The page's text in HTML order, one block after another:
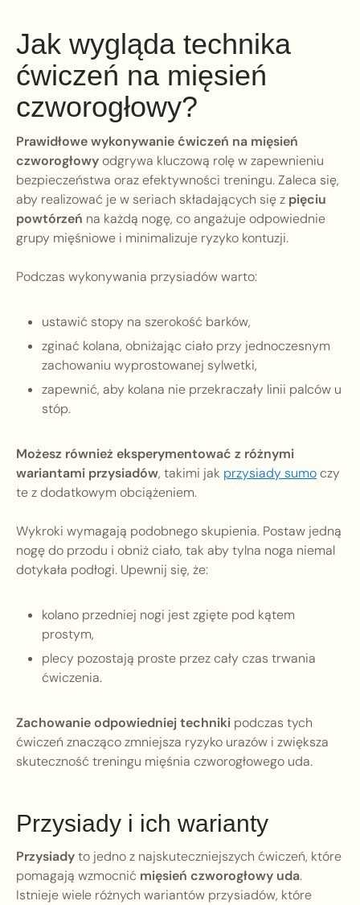
Jak wygląda technika
ćwiczeń na mięsień
czworogłowy?
Prawidłowe wykonywanie ćwiczeń na mięsień
czworogłowyodgrywa kluczową rolę w zapewnieniu
bezpieczeństwa oraz efektywności treningu. Zaleca się,
aby realizować je w seriach składających się z pięciu
powtórzeń na każdą nogę, co angażuje odpowiednie
grupy mięśniowe i minimalizuje ryzyko kontuzji.
Podczas wykonywania przysiadów warto:
ustawić stopy na szerokość barków,
zginać kolana, obniżając ciało przy jednoczesnym
zachowaniu wyprostowanej sylwetki,
zapewnić, aby kolana nie przekraczały linii palców u
stóp.
Możesz również eksperymentować z różnymi
wariantami przysiadów, takimi jak przysiady sumoczy
te z dodatkowym obciążeniem.
Wykroki wymagają podobnego skupienia. Postaw jedną
nogę do przodu i obniż ciało, tak aby tylna noga niemal
dotykała podłogi. Upewnij się, że:
kolano przedniej nogi jest zgięte pod kątem
prostym,
plecy pozostają proste przez cały czas trwania
ćwiczenia.
Zachowanie odpowiedniej techniki podczas tych
ćwiczeń znacząco zmniejsza ryzyko urazów i zwiększa
skuteczność treningu mięśnia czworogłowego uda.
Przysiady i ich warianty
Przysiadyto jedno z najskuteczniejszych ćwiczeń, które
pomagają wzmocnić mięsień czworogłowy uda.
Istnieje wiele różnych wariantów przysiadów, które